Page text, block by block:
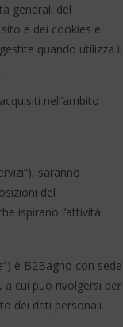
generali del
e dei cookies e
quando utilizza il
nell’ambito
saranno
del
ispirano l’attività
è B2Bagno con sede
a cui può rivolgersi per
dei dati personali.